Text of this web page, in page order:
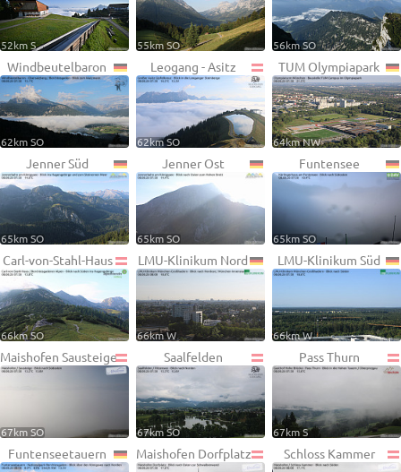
52km S 55km SO 56km SO
Windbeutelbaron
62km SO
Leogang - Asitz
62km SO
TUM Olympiapark
64km NW
Jenner Süd
65km SO
Jenner Ost
65km SO
Funtensee
65km SO
Carl-von-Stahl-Haus
66km SO
LMU-Klinikum Nord
66km W
LMU-Klinikum Süd
66km W
Maishofen Sausteige
67km SO
Saalfelden
67km SO
Pass Thurn
67km S
Funtenseetauern Maishofen Dorfplatz Schloss Kammer